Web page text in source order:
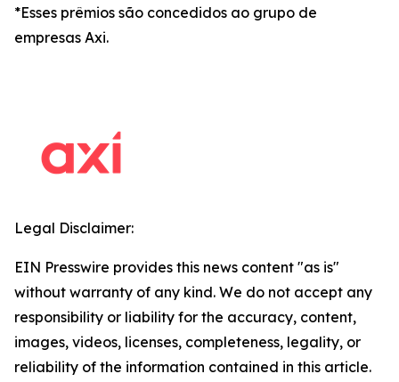
*Esses prêmios são concedidos ao grupo de
empresas Axi.
Legal Disclaimer:
EIN Presswire provides this news content "as is"
without warranty of any kind. We do not accept any
responsibility or liability for the accuracy, content,
images, videos, licenses, completeness, legality, or
reliability of the information contained in this article.